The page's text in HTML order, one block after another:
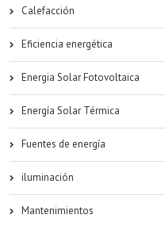
Calefacción
Eficiencia energética
Energia Solar Fotovoltaica
Energía Solar Térmica
Fuentes de energía
iluminación
Mantenimientos